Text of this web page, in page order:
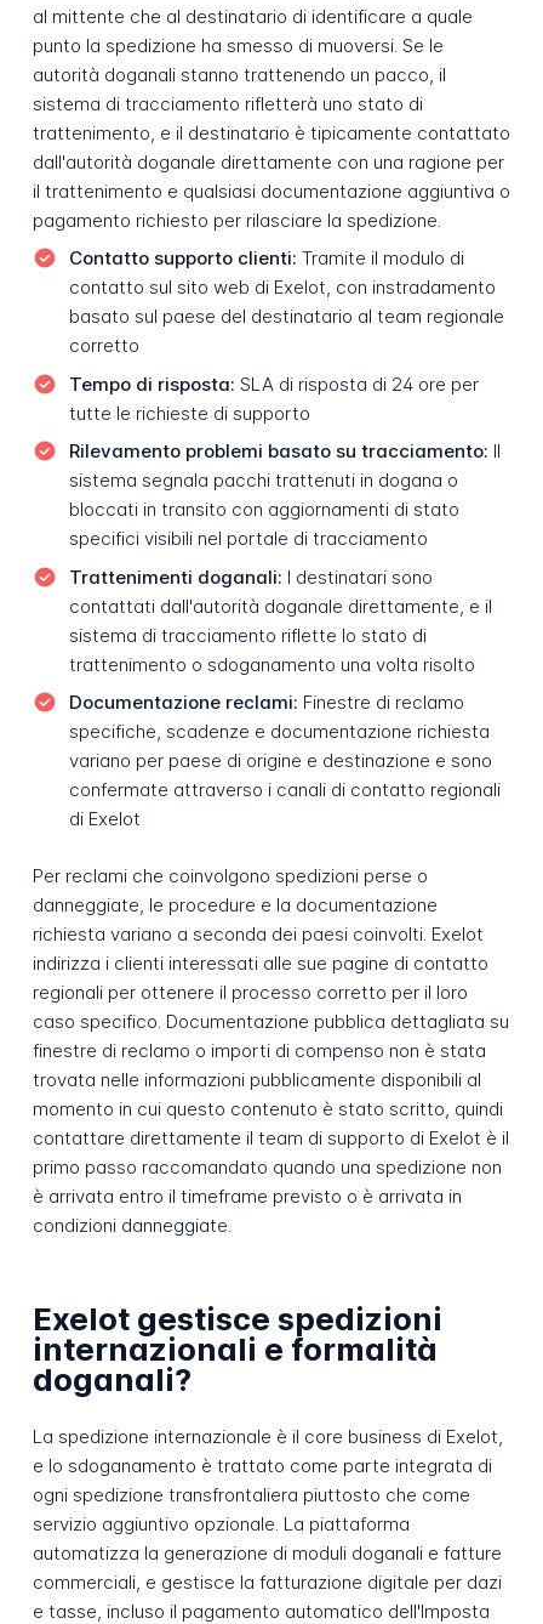
al mittente che al destinatario di identificare a quale
punto la spedizione ha smesso di muoversi. Se le
autorità doganali stanno trattenendo un pacco, il
sistema di tracciamento rifletterà uno stato di
trattenimento, e il destinatario è tipicamente contattato
dall'autorità doganale direttamente con una ragione per
il trattenimento e qualsiasi documentazione aggiuntiva o
pagamento richiesto per rilasciare la spedizione.
Contatto supporto clienti: Tramite il modulo di
contatto sul sito web di Exelot, con instradamento
basato sul paese del destinatario al team regionale
corretto
Tempo di risposta: SLA di risposta di 24 ore per
tutte le richieste di supporto
Rilevamento problemi basato su tracciamento: Il
sistema segnala pacchi trattenuti in dogana o
bloccati in transito con aggiornamenti di stato
specifici visibili nel portale di tracciamento
Trattenimenti doganali: I destinatari sono
contattati dall'autorità doganale direttamente, e il
sistema di tracciamento riflette lo stato di
trattenimento o sdoganamento una volta risolto
Documentazione reclami: Finestre di reclamo
specifiche, scadenze e documentazione richiesta
variano per paese di origine e destinazione e sono
confermate attraverso i canali di contatto regionali
di Exelot
Per reclami che coinvolgono spedizioni perse o
danneggiate, le procedure e la documentazione
richiesta variano a seconda dei paesi coinvolti. Exelot
indirizza i clienti interessati alle sue pagine di contatto
regionali per ottenere il processo corretto per il loro
caso specifico. Documentazione pubblica dettagliata su
finestre di reclamo o importi di compenso non è stata
trovata nelle informazioni pubblicamente disponibili al
momento in cui questo contenuto è stato scritto, quindi
contattare direttamente il team di supporto di Exelot è il
primo passo raccomandato quando una spedizione non
è arrivata entro il timeframe previsto o è arrivata in
condizioni danneggiate.
Exelot gestisce spedizioni
internazionali e formalità
doganali?
La spedizione internazionale è il core business di Exelot,
e lo sdoganamento è trattato come parte integrata di
ogni spedizione transfrontaliera piuttosto che come
servizio aggiuntivo opzionale. La piattaforma
automatizza la generazione di moduli doganali e fatture
commerciali, e gestisce la fatturazione digitale per dazi
e tasse, incluso il pagamento automatico dell'Imposta